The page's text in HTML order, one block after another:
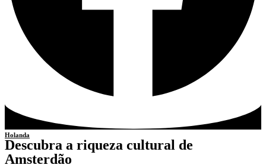
Holanda
Descubra a riqueza cultural de
Amsterdão